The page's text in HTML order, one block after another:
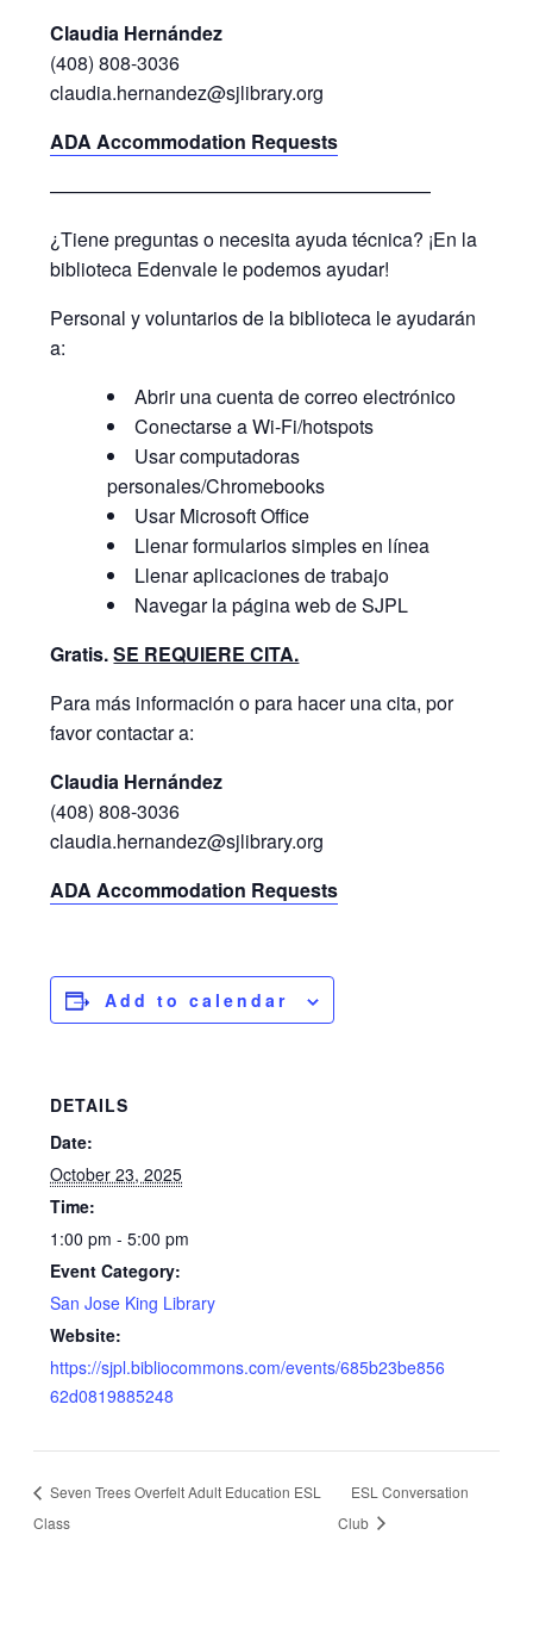
Claudia Hernández
(408) 808-3036
claudia.hernandez@sjlibrary.org
ADA Accommodation Requests
————————————————————
¿Tiene preguntas o necesita ayuda técnica? ¡En la
biblioteca Edenvale le podemos ayudar!
Personal y voluntarios de la biblioteca le ayudarán
a:
Abrir una cuenta de correo electrónico
Conectarse a Wi-Fi/hotspots
Usar computadoras
personales/Chromebooks
Usar Microsoft Office
Llenar formularios simples en línea
Llenar aplicaciones de trabajo
Navegar la página web de SJPL
Gratis.SE REQUIERE CITA.
Para más información o para hacer una cita, por
favor contactar a:
Claudia Hernández
(408) 808-3036
claudia.hernandez@sjlibrary.org
ADA Accommodation Requests
Add to calendar
DETAILS
Date:
October 23, 2025
Time:
1:00 pm - 5:00 pm
Event Category:
San Jose King Library
Website:
https://sjpl.bibliocommons.com/events/685b23be856
62d0819885248
Seven Trees Overfelt Adult Education ESL
Class
ESL Conversation
Club